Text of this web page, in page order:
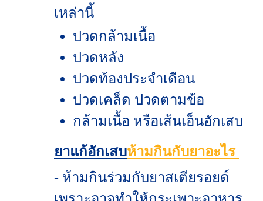
เหล่านี้
ปวดกล้ามเนื้อ
ปวดหลัง
ปวดท้องประจำเดือน
ปวดเคล็ด ปวดตามข้อ
กล้ามเนื้อ หรือเส้นเอ็นอักเสบ
ยาแก้อักเสบห้ามกินกับยาอะไร
- ห้ามกินร่วมกับยาสเตียรอยด์